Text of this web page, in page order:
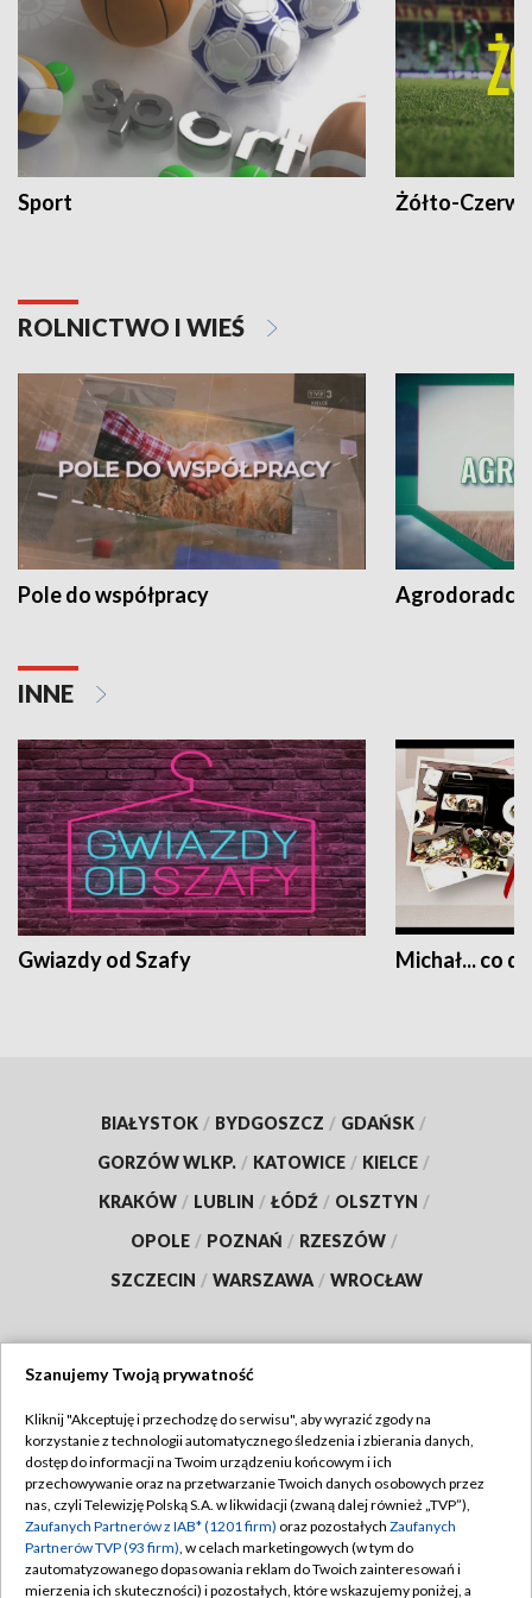
Sport Żółto-
ROLNICTWO I WIEŚ
Pole do współpracy Agrodoradcy
INNE
Gwiazdy od Szafy Michał... co
BIAŁYSTOK / BYDGOSZCZ / GDAŃSK /
GORZÓW WLKP. / KATOWICE / KIELCE /
KRAKÓW / LUBLIN / ŁÓDŹ / OLSZTYN /
OPOLE / POZNAŃ / RZESZÓW /
SZCZECIN / WARSZAWA / WROCŁAW
TVP
Abonament TVP
Emisja w TVP
Centrum informacji TVP
Regulamin TVP
Polityka prywatności
Moje zgody
Szanujemy Twoją prywatność
Kliknij "Akceptuję i przechodzę do serwisu", aby wyrazić zgody na
korzystanie z technologii automatycznego śledzenia i zbierania danych,
dostęp do informacji na Twoim urządzeniu końcowym i ich
przechowywanie oraz na przetwarzanie Twoich danych osobowych przez
nas, czyli Telewizję Polską S.A. w likwidacji (zwaną dalej również „TVP”),
Zaufanych Partnerów z IAB* (1201 firm) oraz pozostałych Zaufanych
Partnerów TVP (93 firm), w celach marketingowych (w tym do
zautomatyzowanego dopasowania reklam do Twoich zainteresowań i
mierzenia ich skuteczności) i pozostałych, które wskazujemy poniżej, a